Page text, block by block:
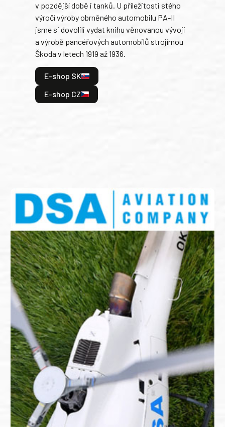
v pozdější době i tanků. U příležitosti stého
výročí výroby obrněného automobilu PA-II
jsme si dovolili vydat knihu věnovanou vývoji
a výrobě pancéřových automobilů strojírnou
Škoda v letech 1919 až 1936.
E-shop SK
E-shop CZ